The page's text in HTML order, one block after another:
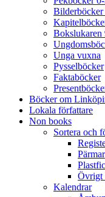
Bilderböcker
Bokslukaren
Unga vuxna
Pysselböcker
Faktaböcker
Böcker om
Lokala författare
Non books
Sortera och
Pärmar
Övrigt
Kalendrar